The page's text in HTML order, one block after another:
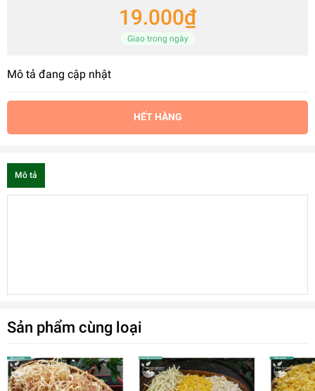
19.000₫
Giao trong ngày
Mô tả đang cập nhật
HẾT HÀNG
Mô tả
Sản phẩm cùng loại